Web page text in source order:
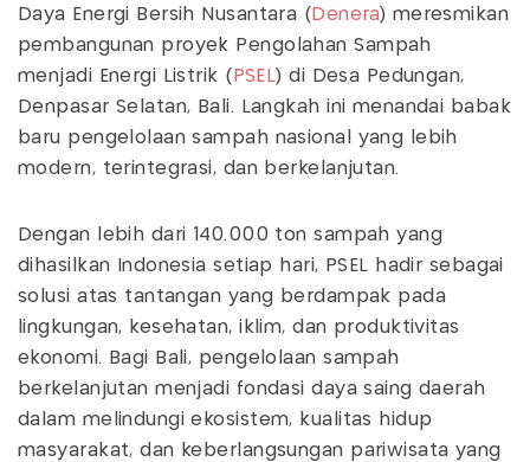
Daya Energi Bersih Nusantara ( Denera) meresmikan
pembangunan proyek Pengolahan Sampah
menjadi Energi Listrik ( PSEL) di Desa Pedungan,
Denpasar Selatan, Bali. Langkah ini menandai babak
baru pengelolaan sampah nasional yang lebih
modern, terintegrasi, dan berkelanjutan.
Dengan lebih dari 140.000 ton sampah yang
dihasilkan Indonesia setiap hari, PSEL hadir sebagai
solusi atas tantangan yang berdampak pada
lingkungan, kesehatan, iklim, dan produktivitas
ekonomi. Bagi Bali, pengelolaan sampah
berkelanjutan menjadi fondasi daya saing daerah
dalam melindungi ekosistem, kualitas hidup
masyarakat, dan keberlangsungan pariwisata yang